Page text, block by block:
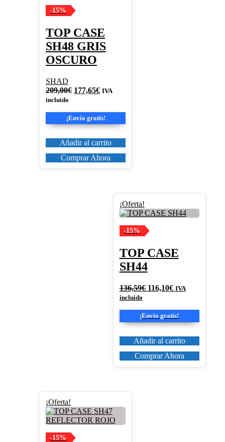
-15%
TOP CASE
SH48 GRIS
OSCURO
SHAD
209,00€ El
era:
209,00€.
177,65€El
es:
177,65€.
IVA
incluido
¡Envío gratis!
Añadir al carrito
Comprar Ahora
¡Oferta!
-15%
TOP CASE
SH44
136,59€ El
era:
136,59€.
116,10€El
es:
116,10€.
IVA
incluido
¡Envío gratis!
Añadir al carrito
Comprar Ahora
¡Oferta!
-15%